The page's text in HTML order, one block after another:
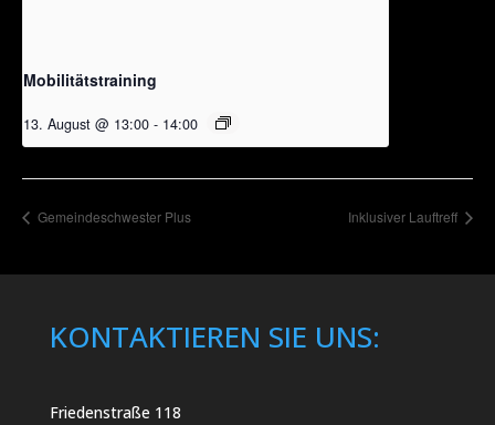
Mobilitätstraining
13. August @ 13:00 - 14:00
Gemeindeschwester Plus Inklusiver Lauftreff
KONTAKTIEREN SIE UNS:
Friedenstraße 118